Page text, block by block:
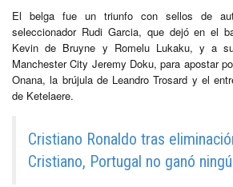
El belga fue un triunfo con sellos de
seleccionador Rudi Garcia, que dejó en el
Kevin de Bruyne y Romelu Lukaku, y a
Manchester City Jeremy Doku, para apostar
Onana, la brújula de Leandro Trosard y el
de Ketelaere.
Cristiano Ronaldo tras
Cristiano, Portugal no ganó